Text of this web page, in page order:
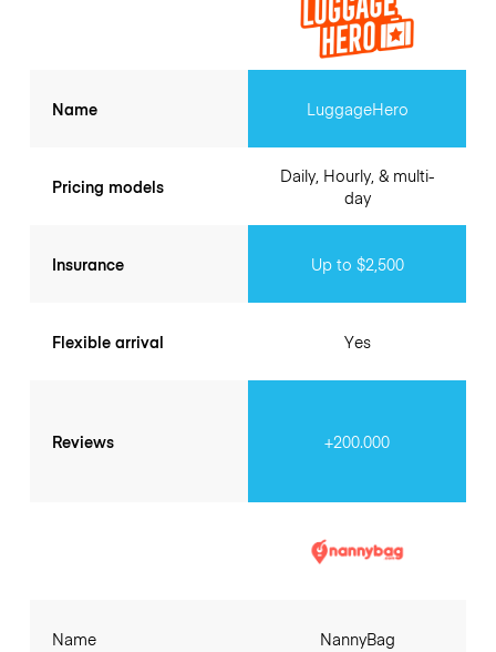
Name
Pricing models
Insurance
Flexible arrival
Reviews
LuggageHero
Daily, Hourly, & multi-
day
Up to $2,500
Yes
+200.000
Name NannyBag